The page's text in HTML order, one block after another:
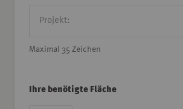
Maximal 35 Zeichen
Ihre benötigte Fläche